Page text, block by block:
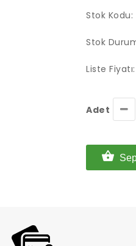
Stok Kodu:
Stok
Liste Fiyatı:
Adet